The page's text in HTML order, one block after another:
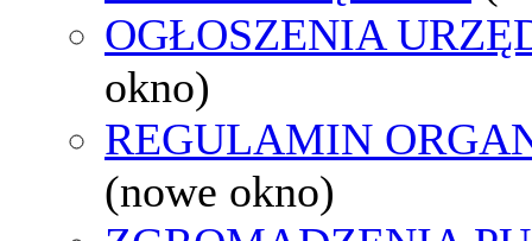
OGŁOSZENIA
okno)
REGULAMIN
(nowe okno)